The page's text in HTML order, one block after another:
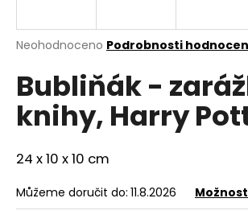
Průměrné
produktu
je
0,0
hvězdiček.
Neohodnoceno Podrobnosti
Bubliňák -
knihy, Harry
24 x 10 x 10 cm
Můžeme doručit do: 11.8.2026
j
t
?
HLEDAT